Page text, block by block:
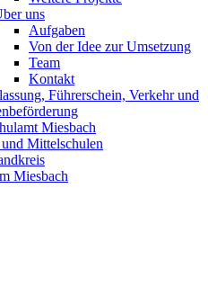
uns
Aufgaben
Von der Idee zur Umsetzung
Team
Kontakt
Führerschein, Verkehr und
Miesbach
Mittelschulen
Miesbach